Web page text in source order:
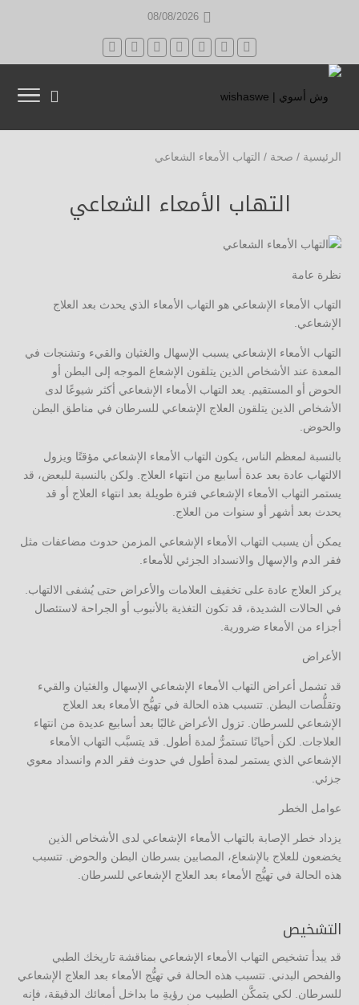
08/08/2026
الرئيسية / صحة / التهاب الأمعاء الشعاعي
التهاب الأمعاء الشعاعي
نظرة عامة
التهاب الأمعاء الإشعاعي هو التهاب الأمعاء الذي يحدث بعد العلاج
الإشعاعي.
التهاب الأمعاء الإشعاعي يسبب الإسهال والغثيان والقيء وتشنجات في
المعدة عند الأشخاص الذين يتلقون الإشعاع الموجه إلى البطن أو
الحوض أو المستقيم. يعد التهاب الأمعاء الإشعاعي أكثر شيوعًا لدى
الأشخاص الذين يتلقون العلاج الإشعاعي للسرطان في مناطق البطن
والحوض.
بالنسبة لمعظم الناس، يكون التهاب الأمعاء الإشعاعي مؤقتًا ويزول
الالتهاب عادة بعد عدة أسابيع من انتهاء العلاج. ولكن بالنسبة للبعض، قد
يستمر التهاب الأمعاء الإشعاعي فترة طويلة بعد انتهاء العلاج أو قد
يحدث بعد أشهر أو سنوات من العلاج.
يمكن أن يسبب التهاب الأمعاء الإشعاعي المزمن حدوث مضاعفات مثل
فقر الدم والإسهال والانسداد الجزئي للأمعاء.
يركز العلاج عادة على تخفيف العلامات والأعراض حتى يُشفى الالتهاب.
في الحالات الشديدة، قد تكون التغذية بالأنبوب أو الجراحة لاستئصال
أجزاء من الأمعاء ضرورية.
الأعراض
قد تشمل أعراض التهاب الأمعاء الإشعاعي الإسهال والغثيان والقيء
وتقلُّصات البطن. تتسبب هذه الحالة في تهيُّج الأمعاء بعد العلاج
الإشعاعي للسرطان. تزول الأعراض غالبًا بعد أسابيع عديدة من انتهاء
العلاجات. لكن أحيانًا تستمرُّ لمدة أطول. قد يتسبَّب التهاب الأمعاء
الإشعاعي الذي يستمر لمدة أطول في حدوث فقر الدم وانسداد معوي
جزئي.
عوامل الخطر
يزداد خطر الإصابة بالتهاب الأمعاء الإشعاعي لدى الأشخاص الذين
يخضعون للعلاج بالإشعاع، المصابين بسرطان البطن والحوض. تتسبب
هذه الحالة في تهيُّج الأمعاء بعد العلاج الإشعاعي للسرطان.
التشخيص
قد يبدأ تشخيص التهاب الأمعاء الإشعاعي بمناقشة تاريخك الطبي
والفحص البدني. تتسبب هذه الحالة في تهيُّج الأمعاء بعد العلاج الإشعاعي
للسرطان. لكي يتمكَّن الطبيب من رؤيةِ ما بداخل أمعائك الدقيقة، فإنه